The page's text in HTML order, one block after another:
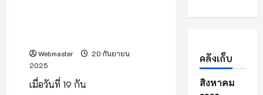
Webmaster
20 กันยายน
2025
เมื่อวันที่ 19 กัน
คลังเก็บ
สิงหาคม